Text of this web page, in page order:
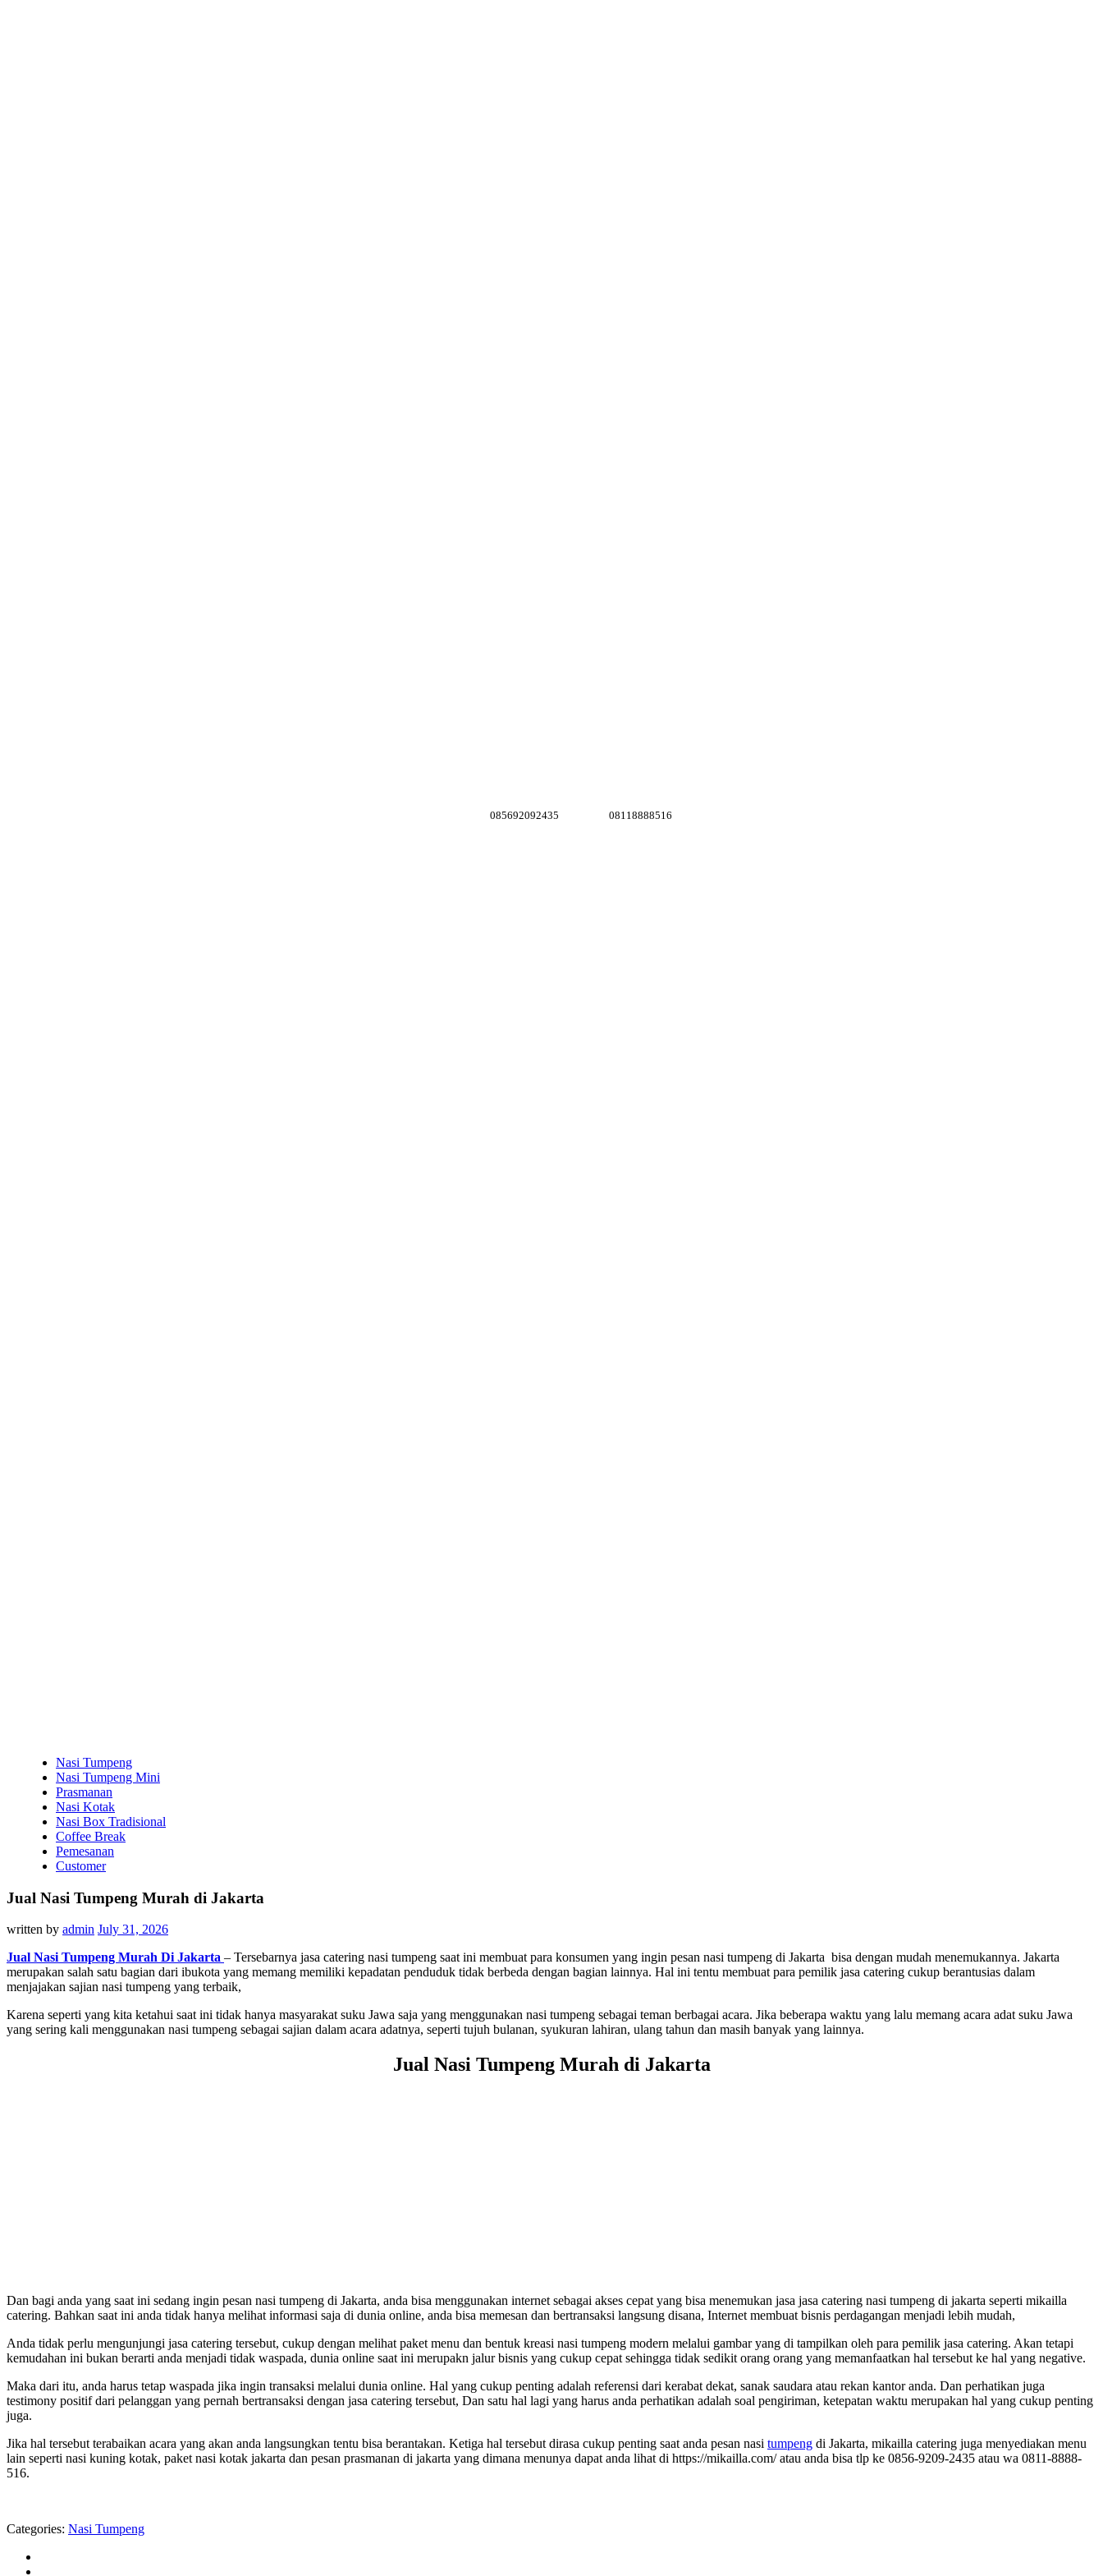
085692092435 08118888516
Nasi Tumpeng
Nasi Tumpeng Mini
Prasmanan
Nasi Kotak
Nasi Box Tradisional
Coffee Break
Pemesanan
Customer
Jual Nasi Tumpeng Murah di Jakarta
written by admin July 31, 2026
Jual Nasi Tumpeng Murah Di Jakarta – Tersebarnya jasa catering nasi tumpeng saat ini membuat para konsumen yang ingin pesan nasi tumpeng di Jakarta bisa dengan mudah menemukannya. Jakarta
merupakan salah satu bagian dari ibukota yang memang memiliki kepadatan penduduk tidak berbeda dengan bagian lainnya. Hal ini tentu membuat para pemilik jasa catering cukup berantusias dalam
menjajakan sajian nasi tumpeng yang terbaik,
Karena seperti yang kita ketahui saat ini tidak hanya masyarakat suku Jawa saja yang menggunakan nasi tumpeng sebagai teman berbagai acara. Jika beberapa waktu yang lalu memang acara adat suku Jawa
yang sering kali menggunakan nasi tumpeng sebagai sajian dalam acara adatnya, seperti tujuh bulanan, syukuran lahiran, ulang tahun dan masih banyak yang lainnya.
Jual Nasi Tumpeng Murah di Jakarta
Dan bagi anda yang saat ini sedang ingin pesan nasi tumpeng di Jakarta, anda bisa menggunakan internet sebagai akses cepat yang bisa menemukan jasa jasa catering nasi tumpeng di jakarta seperti mikailla
catering. Bahkan saat ini anda tidak hanya melihat informasi saja di dunia online, anda bisa memesan dan bertransaksi langsung disana, Internet membuat bisnis perdagangan menjadi lebih mudah,
Anda tidak perlu mengunjungi jasa catering tersebut, cukup dengan melihat paket menu dan bentuk kreasi nasi tumpeng modern melalui gambar yang di tampilkan oleh para pemilik jasa catering. Akan tetapi
kemudahan ini bukan berarti anda menjadi tidak waspada, dunia online saat ini merupakn jalur bisnis yang cukup cepat sehingga tidak sedikit orang orang yang memanfaatkan hal tersebut ke hal yang negative.
Maka dari itu, anda harus tetap waspada jika ingin transaksi melalui dunia online. Hal yang cukup penting adalah referensi dari kerabat dekat, sanak saudara atau rekan kantor anda. Dan perhatikan juga
testimony positif dari pelanggan yang pernah bertransaksi dengan jasa catering tersebut, Dan satu hal lagi yang harus anda perhatikan adalah soal pengiriman, ketepatan waktu merupakan hal yang cukup penting
juga.
Jika hal tersebut terabaikan acara yang akan anda langsungkan tentu bisa berantakan. Ketiga hal tersebut dirasa cukup penting saat anda pesan nasi tumpeng di Jakarta, mikailla catering juga menyediakan menu
lain seperti nasi kuning kotak, paket nasi kotak jakarta dan pesan prasmanan di jakarta yang dimana menunya dapat anda lihat di https://mikailla.com/ atau anda bisa tlp ke 0856-9209-2435 atau wa 0811-8888-
516.
Categories: Nasi Tumpeng